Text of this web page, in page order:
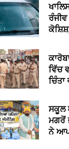
ਵਿੱਚ
ਚਿੰਤਾ
ਸਕੂਲ
ਮਗਰੋਂ
ਨੇ